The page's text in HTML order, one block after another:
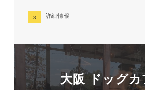
詳細情報
大阪 ドッグカ